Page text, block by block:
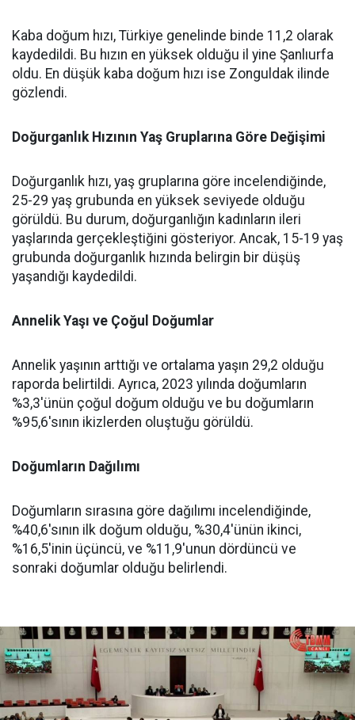
Kaba doğum hızı, Türkiye genelinde binde 11,2 olarak
kaydedildi. Bu hızın en yüksek olduğu il yine Şanlıurfa
oldu. En düşük kaba doğum hızı ise Zonguldak ilinde
gözlendi.
Doğurganlık Hızının Yaş Gruplarına Göre Değişimi
Doğurganlık hızı, yaş gruplarına göre incelendiğinde,
25-29 yaş grubunda en yüksek seviyede olduğu
görüldü. Bu durum, doğurganlığın kadınların ileri
yaşlarında gerçekleştiğini gösteriyor. Ancak, 15-19 yaş
grubunda doğurganlık hızında belirgin bir düşüş
yaşandığı kaydedildi.
Annelik Yaşı ve Çoğul Doğumlar
Annelik yaşının arttığı ve ortalama yaşın 29,2 olduğu
raporda belirtildi. Ayrıca, 2023 yılında doğumların
%3,3'ünün çoğul doğum olduğu ve bu doğumların
%95,6'sının ikizlerden oluştuğu görüldü.
Doğumların Dağılımı
Doğumların sırasına göre dağılımı incelendiğinde,
%40,6'sının ilk doğum olduğu, %30,4'ünün ikinci,
%16,5'inin üçüncü, ve %11,9'unun dördüncü ve
sonraki doğumlar olduğu belirlendi.